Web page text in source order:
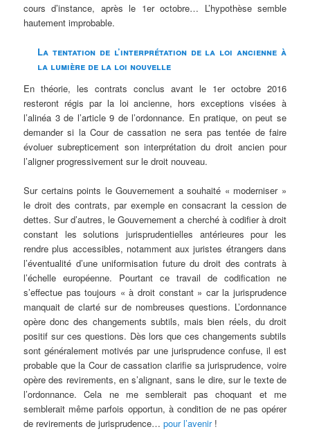
cours d’instance, après le 1er octobre… L’hypothèse semble
hautement improbable.
La tentation de l’interprétation de la loi ancienne à
la lumière de la loi nouvelle
En théorie, les contrats conclus avant le 1er octobre 2016
resteront régis par la loi ancienne, hors exceptions visées à
l’alinéa 3 de l’article 9 de l’ordonnance. En pratique, on peut se
demander si la Cour de cassation ne sera pas tentée de faire
évoluer subrepticement son interprétation du droit ancien pour
l’aligner progressivement sur le droit nouveau.
Sur certains points le Gouvernement a souhaité « moderniser »
le droit des contrats, par exemple en consacrant la cession de
dettes. Sur d’autres, le Gouvernement a cherché à codifier à droit
constant les solutions jurisprudentielles antérieures pour les
rendre plus accessibles, notamment aux juristes étrangers dans
l’éventualité d’une uniformisation future du droit des contrats à
l’échelle européenne. Pourtant ce travail de codification ne
s’effectue pas toujours « à droit constant » car la jurisprudence
manquait de clarté sur de nombreuses questions. L’ordonnance
opère donc des changements subtils, mais bien réels, du droit
positif sur ces questions. Dès lors que ces changements subtils
sont généralement motivés par une jurisprudence confuse, il est
probable que la Cour de cassation clarifie sa jurisprudence, voire
opère des revirements, en s’alignant, sans le dire, sur le texte de
l’ordonnance. Cela ne me semblerait pas choquant et me
semblerait même parfois opportun, à condition de ne pas opérer
de revirements de jurisprudence…pour l’avenir!